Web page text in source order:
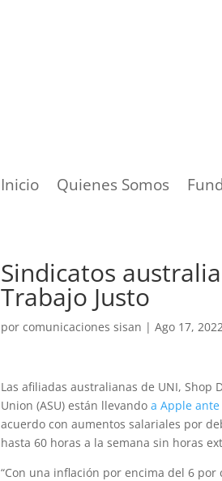
Inicio Quienes Somos
Sindicatos
Trabajo Justo
porcomunicaciones sisan |Ago 17,
Las afiliadas australianas de UNI, Shop
Union (ASU) están llevandoa Apple
acuerdo con aumentos salariales por
hasta 60 horas a la semana sin horas
“Con una inflación por encima del 6